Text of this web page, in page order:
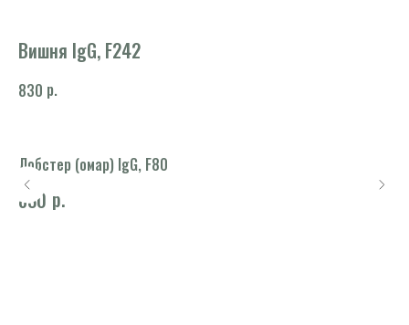
Вишня IgG, F242
830 р.
Лобстер (омар) IgG, F80
830 р.